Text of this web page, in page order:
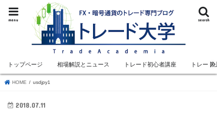
search
menu
トップページ 相場解説とニュース トレード初心者講座 トレード
HOME usdjpy1
2018.07.11